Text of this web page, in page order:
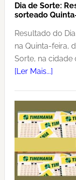
Dia de Sorte:
sorteado
Resultado do
na Quinta-feira,
Sorte, na cidade
[Ler Mais...]
do